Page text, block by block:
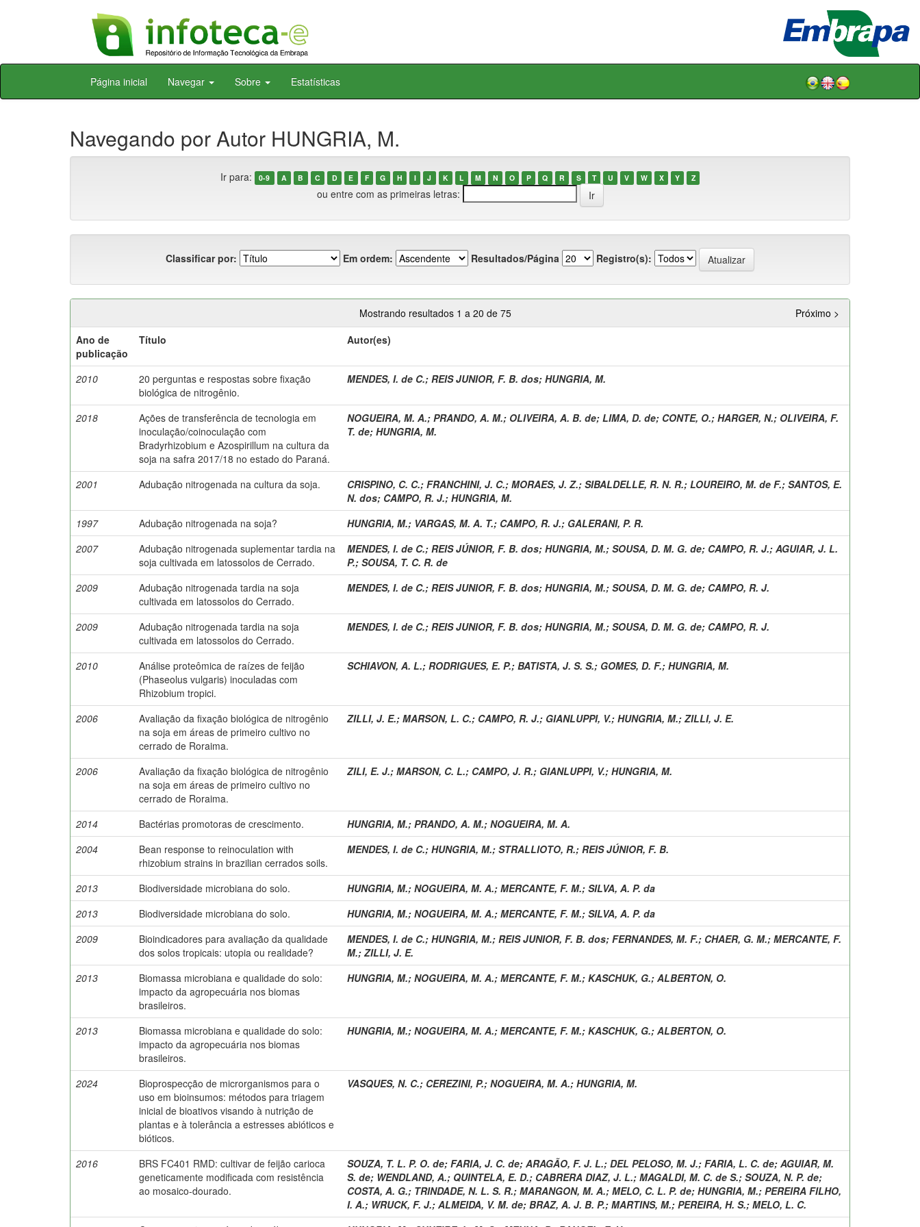
Skip
Página inicial Navegar Sobre Estatísticas
Navegando por Autor HUNGRIA, M.
Ir para: 0-9 A B C D E F G H I J K L M N O P Q R S T U V W X Y Z
ou entre com as primeiras letras:
Classificar por: Em ordem: Resultados/Página Registro(s):
Mostrando resultados 1 a 20 de 75
Próximo >
Ano de
publicação
Título Autor(es)
2010
20 perguntas e respostas sobre fixação
biológica de nitrogênio.
MENDES, I. de C.; REIS JUNIOR, F. B. dos; HUNGRIA, M.
2018
Ações de transferência de tecnologia em
inoculação/coinoculação com
Bradyrhizobium e Azospirillum na cultura da
soja na safra 2017/18 no estado do Paraná.
NOGUEIRA, M. A.; PRANDO, A. M.; OLIVEIRA, A. B. de; LIMA, D. de; CONTE, O.; HARGER, N.; OLIVEIRA, F.
T. de; HUNGRIA, M.
2001 Adubação nitrogenada na cultura da soja. CRISPINO, C. C.; FRANCHINI, J. C.; MORAES, J. Z.; SIBALDELLE, R. N. R.; LOUREIRO, M. de F.; SANTOS, E.
N. dos; CAMPO, R. J.; HUNGRIA, M.
1997
Adubação nitrogenada na soja? HUNGRIA, M.; VARGAS, M. A. T.; CAMPO, R. J.; GALERANI, P. R.
2007
Adubação nitrogenada suplementar tardia na
soja cultivada em latossolos de Cerrado.
MENDES, I. de C.; REIS JÚNIOR, F. B. dos; HUNGRIA, M.; SOUSA, D. M. G. de; CAMPO, R. J.; AGUIAR, J. L.
P.; SOUSA, T. C. R. de
2009
Adubação nitrogenada tardia na soja
cultivada em latossolos do Cerrado.
MENDES, I. de C.; REIS JUNIOR, F. B. dos; HUNGRIA, M.; SOUSA, D. M. G. de; CAMPO, R. J.
2009
Adubação nitrogenada tardia na soja
cultivada em latossolos do Cerrado.
MENDES, I. de C.; REIS JUNIOR, F. B. dos; HUNGRIA, M.; SOUSA, D. M. G. de; CAMPO, R. J.
2010
Análise proteômica de raízes de feijão
(Phaseolus vulgaris) inoculadas com
Rhizobium tropici.
SCHIAVON, A. L.; RODRIGUES, E. P.; BATISTA, J. S. S.; GOMES, D. F.; HUNGRIA, M.
2006
Avaliação da fixação biológica de nitrogênio
na soja em áreas de primeiro cultivo no
cerrado de Roraima.
ZILLI, J. E.; MARSON, L. C.; CAMPO, R. J.; GIANLUPPI, V.; HUNGRIA, M.; ZILLI, J. E.
2006
Avaliação da fixação biológica de nitrogênio
na soja em áreas de primeiro cultivo no
cerrado de Roraima.
ZILI, E. J.; MARSON, C. L.; CAMPO, J. R.; GIANLUPPI, V.; HUNGRIA, M.
2014 Bactérias promotoras de crescimento. HUNGRIA, M.; PRANDO, A. M.; NOGUEIRA, M. A.
2004
Bean response to reinoculation with
rhizobium strains in brazilian cerrados soils.
MENDES, I. de C.; HUNGRIA, M.; STRALLIOTO, R.; REIS JÚNIOR, F. B.
2013 Biodiversidade microbiana do solo. HUNGRIA, M.; NOGUEIRA, M. A.; MERCANTE, F. M.; SILVA, A. P. da
2013
Biodiversidade microbiana do solo. HUNGRIA, M.; NOGUEIRA, M. A.; MERCANTE, F. M.; SILVA, A. P. da
2009
Bioindicadores para avaliação da qualidade
dos solos tropicais: utopia ou realidade?
MENDES, I. de C.; HUNGRIA, M.; REIS JUNIOR, F. B. dos; FERNANDES, M. F.; CHAER, G. M.; MERCANTE, F.
M.; ZILLI, J. E.
2013
Biomassa microbiana e qualidade do solo:
impacto da agropecuária nos biomas
brasileiros.
HUNGRIA, M.; NOGUEIRA, M. A.; MERCANTE, F. M.; KASCHUK, G.; ALBERTON, O.
2013
Biomassa microbiana e qualidade do solo:
impacto da agropecuária nos biomas
brasileiros.
HUNGRIA, M.; NOGUEIRA, M. A.; MERCANTE, F. M.; KASCHUK, G.; ALBERTON, O.
2024
Bioprospecção de microrganismos para o
uso em bioinsumos: métodos para triagem
inicial de bioativos visando à nutrição de
plantas e à tolerância a estresses abióticos e
bióticos.
VASQUES, N. C.; CEREZINI, P.; NOGUEIRA, M. A.; HUNGRIA, M.
2016
BRS FC401 RMD: cultivar de feijão carioca
geneticamente modificada com resistência
ao mosaico-dourado.
SOUZA, T. L. P. O. de; FARIA, J. C. de; ARAGÃO, F. J. L.; DEL PELOSO, M. J.; FARIA, L. C. de; AGUIAR, M.
S. de; WENDLAND, A.; QUINTELA, E. D.; CABRERA DIAZ, J. L.; MAGALDI, M. C. de S.; SOUZA, N. P. de;
COSTA, A. G.; TRINDADE, N. L. S. R.; MARANGON, M. A.; MELO, C. L. P. de; HUNGRIA, M.; PEREIRA FILHO,
I. A.; WRUCK, F. J.; ALMEIDA, V. M. de; BRAZ, A. J. B. P.; MARTINS, M.; PEREIRA, H. S.; MELO, L. C.